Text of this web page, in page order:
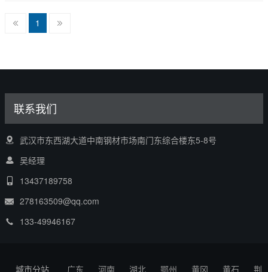
1
联系我们
武汉市东西湖大道中南钢材市场南门东综合楼东5-8号
吴经理
13437189758
278163509@qq.com
133-49946167
城市分站 广东 河南 湖北 鄂州 黄冈 黄石 荆